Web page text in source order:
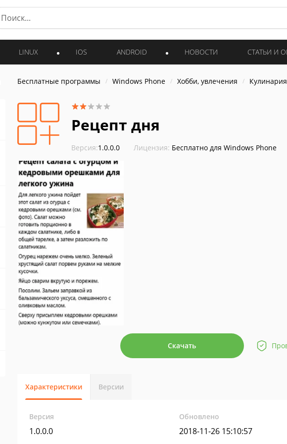
LINUX IOS ANDROID НОВОСТИ СТАТЬИ И
Бесплатные программы Windows Phone Хобби, увлечения
Рецепт дня
Версия:1.0.0.0 Лицензия: Бесплатно для Windows Phone
Скачать
Характеристики Версии
Версия
1.0.0.0
Обновлено
2018-11-26 15:10:57